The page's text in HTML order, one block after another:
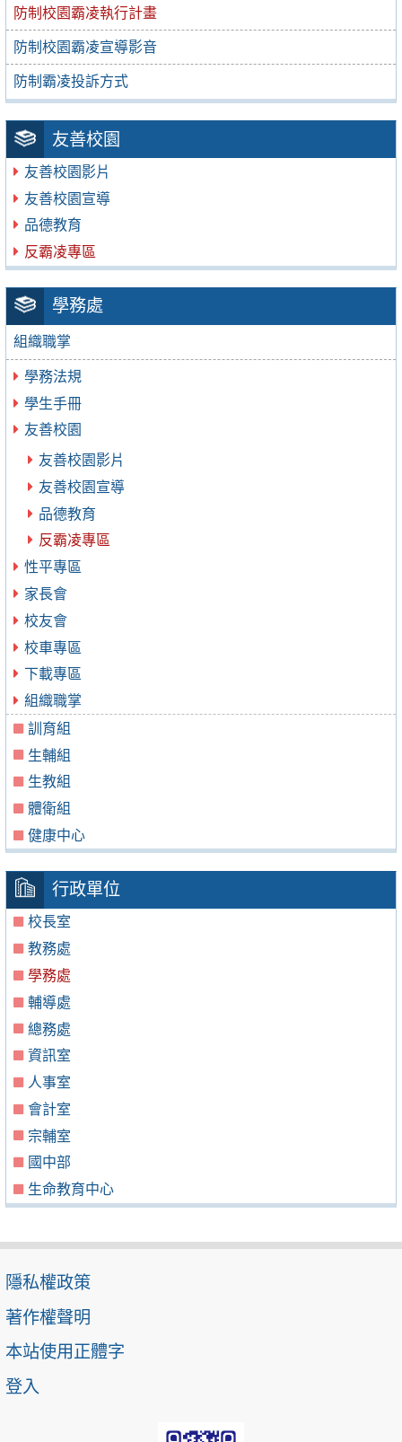
防制校園霸凌執行計畫
防制校園霸凌宣導影音
防制霸凌投訴方式
友善校園
友善校園影片
友善校園宣導
品德教育
反霸凌專區
學務處
組織職掌
學務法規
學生手冊
友善校園
友善校園影片
友善校園宣導
品德教育
反霸凌專區
性平專區
家長會
校友會
校車專區
下載專區
組織職掌
訓育組
生輔組
生教組
體衛組
健康中心
行政單位
校長室
教務處
學務處
輔導處
總務處
資訊室
人事室
會計室
宗輔室
國中部
生命教育中心
隱私權政策
著作權聲明
本站使用正體字
登入